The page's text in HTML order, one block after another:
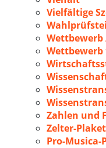
Vielfältige
Wettbewerb
Zahlen und
Zelter-
Pro-Musica-